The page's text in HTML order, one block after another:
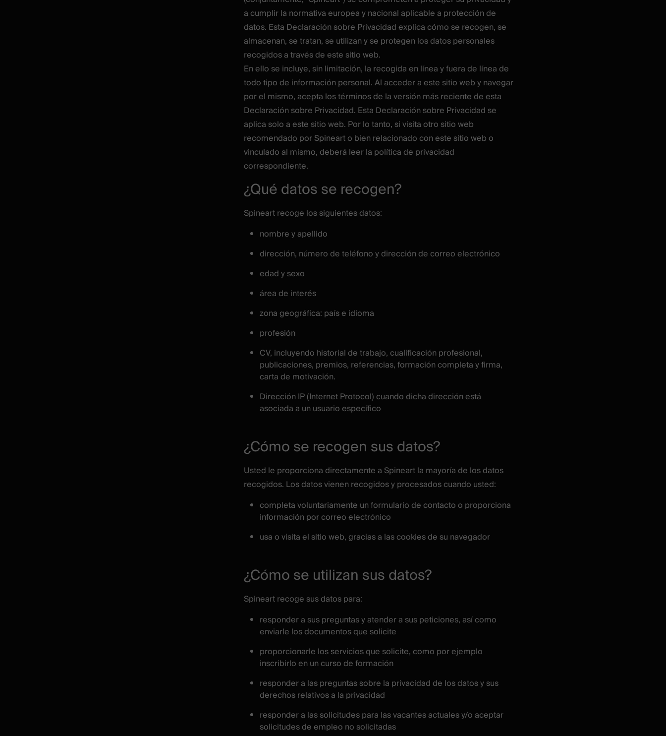
a cumplir la normativa europea y nacional aplicable a protección de
datos. Esta Declaración sobre Privacidad explica cómo se recogen, se
almacenan, se tratan, se utilizan y se protegen los datos personales
recogidos a través de este sitio web.
En ello se incluye, sin limitación, la recogida en línea y fuera de línea de
todo tipo de información personal. Al acceder a este sitio web y navegar
por el mismo, acepta los términos de la versión más reciente de esta
Declaración sobre Privacidad. Esta Declaración sobre Privacidad se
aplica solo a este sitio web. Por lo tanto, si visita otro sitio web
recomendado por Spineart o bien relacionado con este sitio web o
vinculado al mismo, deberá leer la política de privacidad
correspondiente.
¿Qué datos se recogen?
Spineart recoge los siguientes datos:
nombre y apellido
dirección, número de teléfono y dirección de correo electrónico
edad y sexo
área de interés
zona geográfica: país e idioma
profesión
CV, incluyendo historial de trabajo, cualificación profesional,
publicaciones, premios, referencias, formación completa y firma,
carta de motivación.
Dirección IP (Internet Protocol) cuando dicha dirección está
asociada a un usuario específico
¿Cómo se recogen sus datos?
Usted le proporciona directamente a Spineart la mayoría de los datos
recogidos. Los datos vienen recogidos y procesados cuando usted:
completa voluntariamente un formulario de contacto o proporciona
información por correo electrónico
usa o visita el sitio web, gracias a las cookies de su navegador
¿Cómo se utilizan sus datos?
Spineart recoge sus datos para:
responder a sus preguntas y atender a sus peticiones, así como
enviarle los documentos que solicite
proporcionarle los servicios que solicite, como por ejemplo
inscribirlo en un curso de formación
responder a las preguntas sobre la privacidad de los datos y sus
derechos relativos a la privacidad
responder a las solicitudes para las vacantes actuales y/o aceptar
solicitudes de empleo no solicitadas